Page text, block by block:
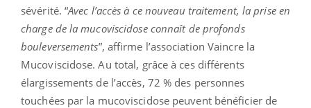
sévérité. “Avec l’accès à ce nouveau traitement, la prise en
charge de la mucoviscidose connaît de profonds
bouleversements”, affirme l’association Vaincre la
Mucoviscidose. Au total, grâce à ces différents
élargissements de l’accès, 72 % des personnes
touchées par la mucoviscidose peuvent bénéficier de